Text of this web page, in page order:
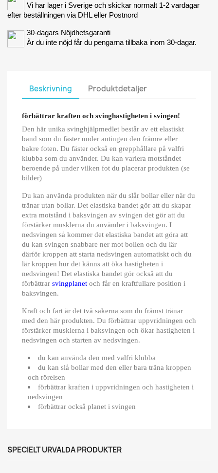
Vi har lager i Sverige och skickar normalt 1-2 vardagar
efter beställningen via DHL eller Postnord
30-dagars Nöjdhetsgaranti
Är du inte nöjd får du pengarna tillbaka inom 30-dagar.
Beskrivning Produktdetaljer
förbättrar kraften och svinghastigheten i svingen!
Den här unika svinghjälpmedlet består av ett elastiskt
band som du fäster under antingen den främre eller
bakre foten. Du fäster också en grepphållare på valfri
klubba som du använder. Du kan variera motståndet
beroende på under vilken fot du placerar produkten (se
bilder)
Du kan använda produkten när du slår bollar eller när du
tränar utan bollar. Det elastiska bandet gör att du skapar
extra motstånd i baksvingen av svingen det gör att du
förstärker musklerna du använder i baksvingen. I
nedsvingen så kommer det elastiska bandet att göra att
du kan svingen snabbare ner mot bollen och du lär
därför kroppen att starta nedsvingen automatiskt och du
lär kroppen hur det känns att öka hastigheten i
nedsvingen! Det elastiska bandet gör också att du
förbättrar svingplanet och får en kraftfullare position i
baksvingen.
Kraft och fart är det två sakerna som du främst tränar
med den här produkten. Du förbättrar uppvridningen och
förstärker musklerna i baksvingen och ökar hastigheten i
nedsvingen och starten av nedsvingen.
du kan använda den med valfri klubba
du kan slå bollar med den eller bara träna kroppen
och rörelsen
förbättrar kraften i uppvridningen och hastigheten i
nedsvingen
förbättrar också planet i svingen
SPECIELT URVALDA PRODUKTER